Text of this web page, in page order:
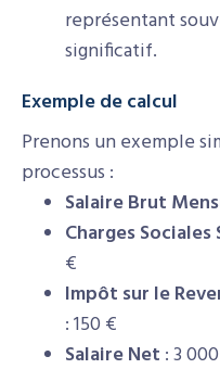
représentant
significatif.
Exemple de calcul
Prenons un exemple
processus :
Salaire Brut
Charges Sociales
€
Impôt sur le
: 150 €
Salaire Net : 3